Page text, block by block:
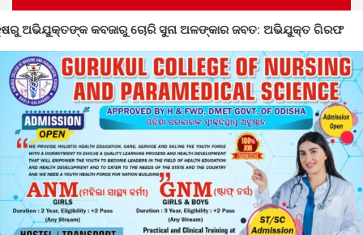
ଅଳଙ୍କାର ଜବତ: ଅଭିଯୁକ୍ତ ଗିରଫ ନର୍ଲାରେ ୮୦ତମ